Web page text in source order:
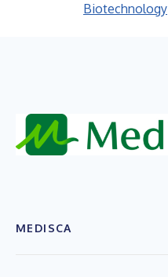
Biotechnology
MEDISCA